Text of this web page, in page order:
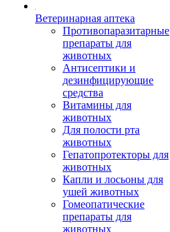
Ветеринарная аптека
Противопаразитарные
препараты для
животных
Антисептики и
дезинфицирующие
средства
Витамины для
животных
Для полости рта
животных
Гепатопротекторы для
животных
Капли и лосьоны для
ушей животных
Гомеопатические
препараты для
животных